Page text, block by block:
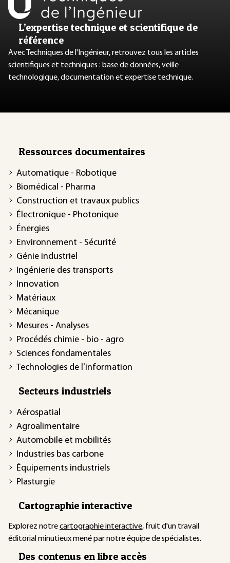
L’expertise technique et scientifique de
référence
Avec Techniques de l'Ingénieur, retrouvez tous les articles
scientifiques et techniques : base de données, veille
technologique, documentation et expertise technique.
Ressources documentaires
Automatique - Robotique
Biomédical - Pharma
Construction et travaux publics
Électronique - Photonique
Énergies
Environnement - Sécurité
Génie industriel
Ingénierie des transports
Innovation
Matériaux
Mécanique
Mesures - Analyses
Procédés chimie - bio - agro
Sciences fondamentales
Technologies de l'information
Secteurs industriels
Aérospatial
Agroalimentaire
Automobile et mobilités
Industries bas carbone
Équipements industriels
Plasturgie
Cartographie interactive
Explorez notrecartographie interactive, fruit d'un travail
éditorial minutieux mené par notre équipe de spécialistes.
Des contenus en libre accès